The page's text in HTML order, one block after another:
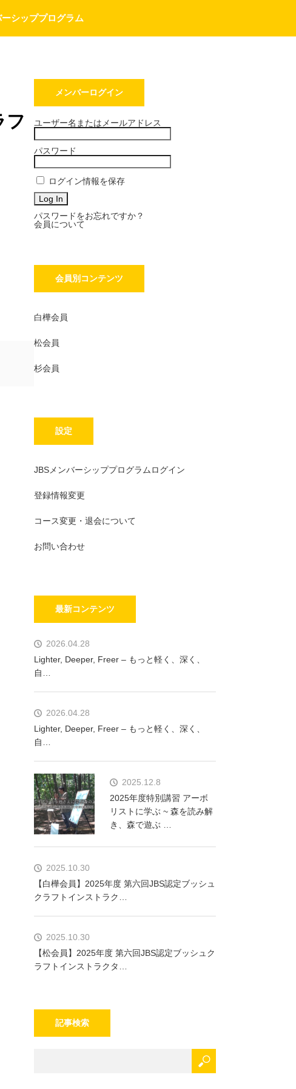
シッププログラム
フ
メンバーログイン
ユーザー名またはメールアドレス
パスワード
ログイン情報を保存
パスワードをお忘れですか？
会員について
会員別コンテンツ
白樺会員
松会員
杉会員
設定
JBSメンバーシッププログラムログイン
登録情報変更
コース変更・退会について
お問い合わせ
最新コンテンツ
2026.04.28
Lighter, Deeper, Freer – もっと軽く、深く、
自…
2026.04.28
Lighter, Deeper, Freer – もっと軽く、深く、
自…
2025.12.8
2025年度特別講習 アーボ
リストに学ぶ ~ 森を読み解
き、森で遊ぶ …
2025.10.30
【白樺会員】2025年度 第六回JBS認定ブッシュ
クラフトインストラク…
2025.10.30
【松会員】2025年度 第六回JBS認定ブッシュク
ラフトインストラクタ…
記事検索